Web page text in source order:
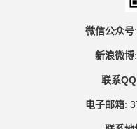
微信公众号:
新浪微博:
联系QQ
电子邮箱: